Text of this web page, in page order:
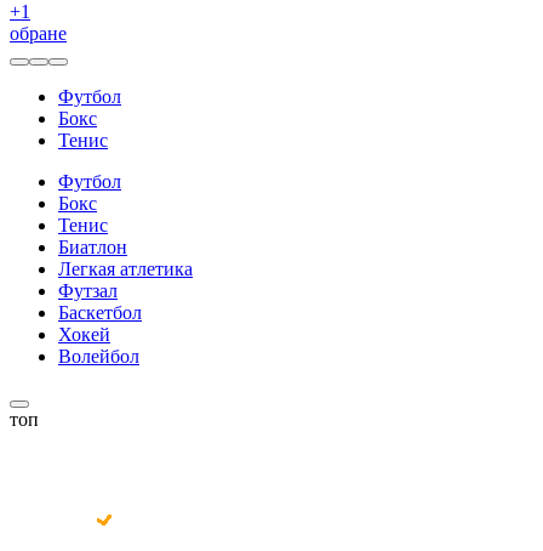
+1
обране
Футбол
Бокс
Тенис
Футбол
Бокс
Тенис
Биатлон
Легкая атлетика
Футзал
Баскетбол
Хокей
Волейбол
топ